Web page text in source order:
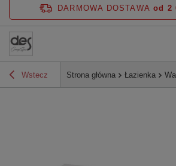
DARMOWA DOSTAWA od 2
Wstecz Strona główna Łazienka